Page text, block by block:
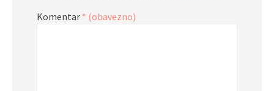
Komentar * (obavezno)